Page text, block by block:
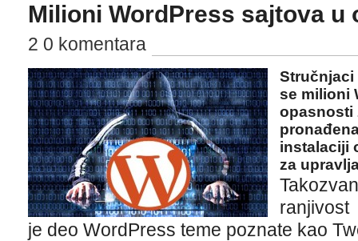
Milioni WordPress sajtova u
2 0 komentara
Stručnjaci
se milioni
opasnosti
instalaciji
za
je deo WordPress teme poznate kao